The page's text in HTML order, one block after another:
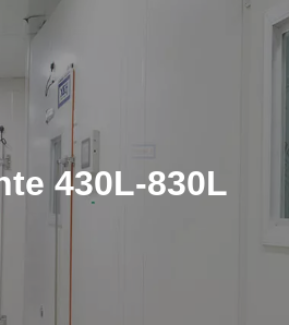
Français
Português
430L-830L